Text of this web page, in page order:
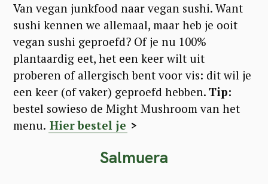
Van vegan junkfood naar vegan sushi. Want
sushi kennen we allemaal, maar heb je ooit
vegan sushi geproefd? Of je nu 100%
plantaardig eet, het een keer wilt uit
proberen of allergisch bent voor vis: dit wil je
een keer (of vaker) geproefd hebben. Tip:
bestel sowieso de Might Mushroom van het
menu. Hier bestel je >
Salmuera